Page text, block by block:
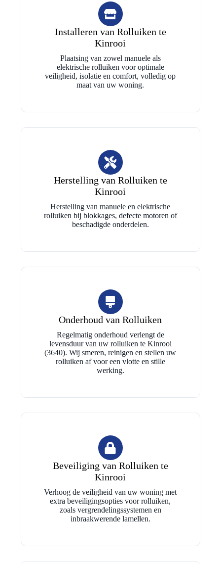
Installeren van Rolluiken te
Kinrooi
Plaatsing van zowel manuele als
elektrische rolluiken voor optimale
veiligheid, isolatie en comfort, volledig op
maat van uw woning.
Herstelling van Rolluiken te
Kinrooi
Herstelling van manuele en elektrische
rolluiken bij blokkages, defecte motoren of
beschadigde onderdelen.
Onderhoud van Rolluiken
Regelmatig onderhoud verlengt de
levensduur van uw rolluiken te Kinrooi
(3640). Wij smeren, reinigen en stellen uw
rolluiken af voor een vlotte en stille
werking.
Beveiliging van Rolluiken te
Kinrooi
Verhoog de veiligheid van uw woning met
extra beveiligingsopties voor rolluiken,
zoals vergrendelingssystemen en
inbraakwerende lamellen.